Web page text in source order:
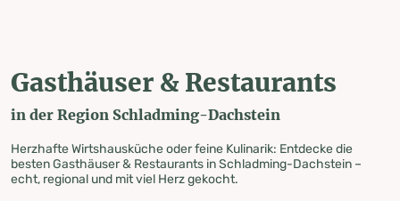
Gasthäuser & Restaurants
in der Region Schladming-Dachstein
Herzhafte Wirtshausküche oder feine Kulinarik: Entdecke die
besten Gasthäuser & Restaurants in Schladming-Dachstein –
echt, regional und mit viel Herz gekocht.